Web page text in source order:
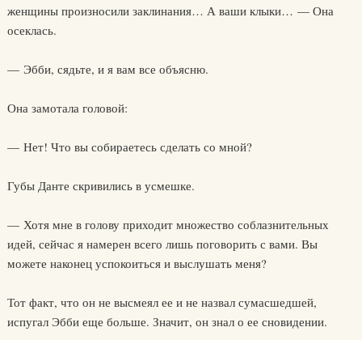
женщины произносили заклинания… А ваши клыки… — Она
осеклась.
— Эбби, сядьте, и я вам все объясню.
Она замотала головой:
— Нет! Что вы собираетесь сделать со мной?
Губы Данте скривились в усмешке.
— Хотя мне в голову приходит множество соблазнительных
идей, сейчас я намерен всего лишь поговорить с вами. Вы
можете наконец успокоиться и выслушать меня?
Тот факт, что он не высмеял ее и не назвал сумасшедшей,
испугал Эбби еще больше. Значит, он знал о ее сновидении.